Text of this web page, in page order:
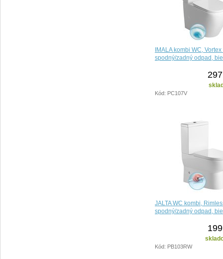
IMALA kombi WC,
spodný/zadný odpad,
Kód: PC107V
JALTA WC kombi,
spodný/zadný odpad,
Kód: PB103RW